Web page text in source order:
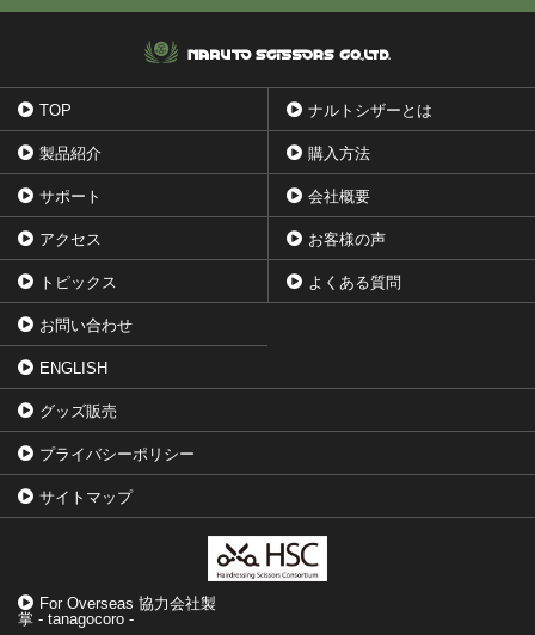
TOP ナルトシザーとは
製品紹介 購入方法
サポート 会社概要
アクセス お客様の声
トピックス よくある質問
お問い合わせ
ENGLISH
グッズ販売
プライバシーポリシー
サイトマップ
For Overseas 協力会社製
掌 - tanagocoro -